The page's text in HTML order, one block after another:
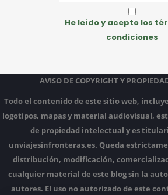
He leído y acepto los
condiciones
AVISO DE COPYRIGHT Y
Todo el contenido de este sitio web,
logotipos, mapas y material audiovisual,
de propiedad intelectual y es
unviajesinfronteras.es. Queda
distribución, modificación,
cualquier material de este blog sin la
autores. El uso no autorizado de este